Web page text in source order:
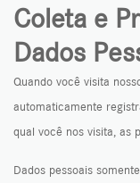
Coleta e
Dados
Quando você visita
automaticamente
qual você nos visita, as
Dados pessoais